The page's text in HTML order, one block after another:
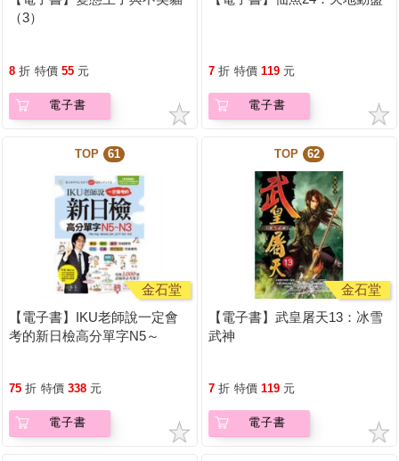
（3）
8 折 特價 55 元
電子書
7 折 特價 119 元
電子書
TOP 61
金石堂
【電子書】IKU老師說一定會
考的新日檢高分單字N5～
75 折 特價 338 元
電子書
TOP 62
金石堂
【電子書】武皇屠天13：冰雪
武神
7 折 特價 119 元
電子書